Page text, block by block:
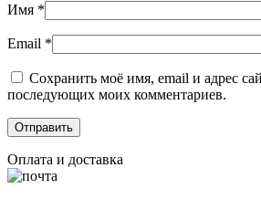
Имя *
Email *
Сохранить моё имя, email и адрес
последующих моих комментариев.
Оплата и доставка